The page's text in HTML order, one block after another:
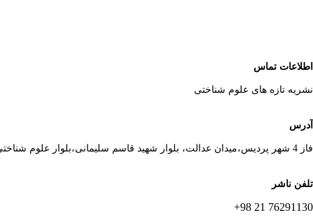
اطلاعات تماس
نشریه تازه های علوم شناختی
آدرس
فاز 4 شهر پردیس،میدان عدالت، بلوار شهید قاسم سلیمانی،بلوار علوم شناختی
تلفن ناشر
76291130 21 98+